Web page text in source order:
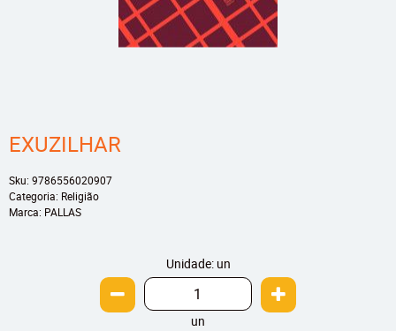
EXUZILHAR
Sku: 9786556020907
Categoria: Religião
Marca: PALLAS
Unidade: un
un